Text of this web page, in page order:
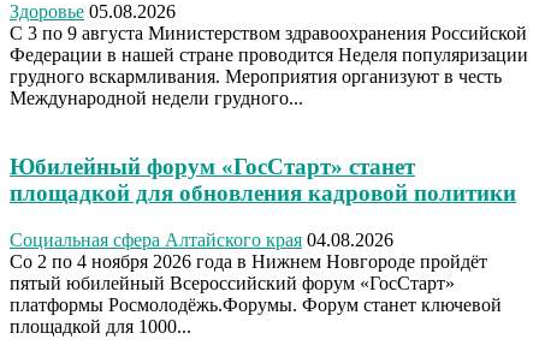
Здоровье 05.08.2026
С 3 по 9 августа Министерством здравоохранения Российской
Федерации в нашей стране проводится Неделя популяризации
грудного вскармливания. Мероприятия организуют в честь
Международной недели грудного...
Юбилейный форум «ГосСтарт» станет
площадкой для обновления кадровой политики
Социальная сфера Алтайского края 04.08.2026
Со 2 по 4 ноября 2026 года в Нижнем Новгороде пройдёт
пятый юбилейный Всероссийский форум «ГосСтарт»
платформы Росмолодёжь.Форумы. Форум станет ключевой
площадкой для 1000...